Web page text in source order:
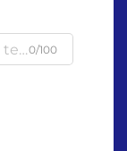
0/100